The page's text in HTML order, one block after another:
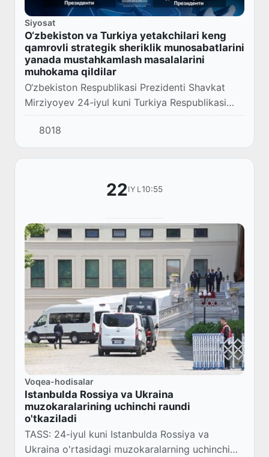
Siyosat
O‘zbekiston va Turkiya yetakchilari keng
qamrovli strategik sheriklik munosabatlarini
yanada mustahkamlash masalalarini
muhokama qildilar
O‘zbekiston Respublikasi Prezidenti Shavkat
Mirziyoyev 24-iyul kuni Turkiya Respublikasi
Prezidenti Rejep Tayyip Erdog‘an bilan telefon
orqali muloqot qildi.
8018
22IYL10:55
Voqea-hodisalar
Istanbulda Rossiya va Ukraina
muzokaralarining uchinchi raundi
o'tkaziladi
TASS: 24-iyul kuni Istanbulda Rossiya va
Ukraina o'rtasidagi muzokaralarning uchinchi